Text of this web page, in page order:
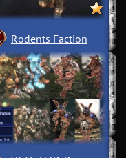
Rodents Faction